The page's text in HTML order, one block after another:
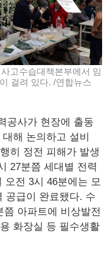
고수습대책본부에서 임
걸려 있다. /연합뉴스
공사가 현장에 출동
해 논의하고 설비
히 정전 피해가 발생
27분쯤 세대별 전력
오전 3시 46분에는 모
공급이 완료됐다. 수
아파트에 비상발전
화장실 등 필수생활